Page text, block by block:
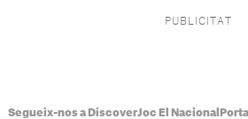
Segueix-nos a DiscoverJoc El Nacional